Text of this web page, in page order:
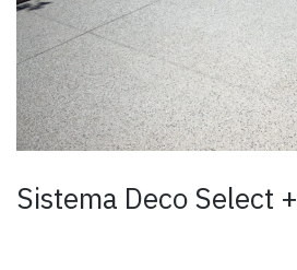
Sistema Deco Select +